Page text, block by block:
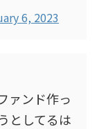
6, 2023
ァンド作っ
としてるは